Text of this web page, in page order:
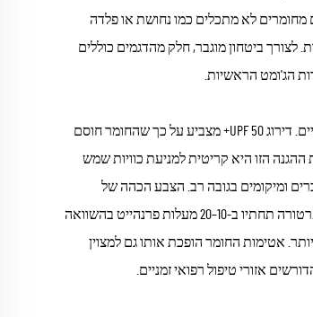
מחומרים לא מתכלים כמו נחושת או פלדה
לצורך ביטחון מוגבר, חלק מהדגמים כוללים
הג'ומט הראשיות.
יכולת הגנה על הסולמות של המכסה מייצגת התקדמות משמעותית נוספת בטכנולוגיה של מקלטים חיצוניים. דירוג UPF 50+ מצביע על כך שהחומר חוסם
ההגנה הזו היא קריטית למניעת כוויות שמש
ומיקומים בגובה רב. הצבע הכהה של
המכסה והצפיפות החומרית שלו פועלים יחד כדי ליצור מה שמאפשר להעניק צל נייד שמפחית את הטמפרטורה תחתיו ב-10–20 מעלות פרנהייט בהשוואה
אטימות החומר הופכת אותו גם למצוין
אזורי טיפול רפואי זמניים.